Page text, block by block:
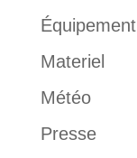
Équipement
Materiel
Météo
Presse